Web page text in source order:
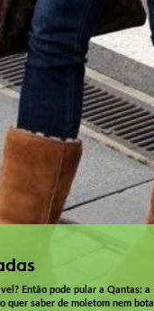
Então pode pular a Qantas: a
quer saber de moletom nem bota